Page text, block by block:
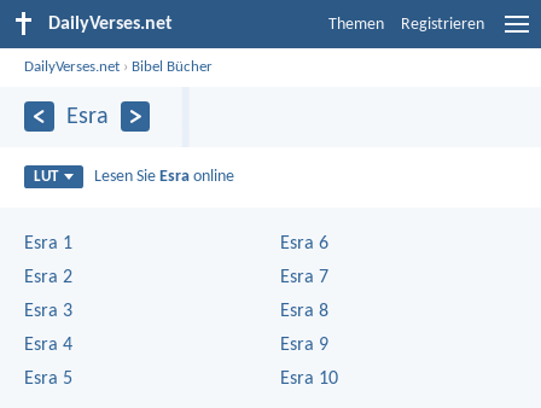
DailyVerses.net Themen Registrieren
DailyVerses.net › Bibel Bücher
Esra
LUT Lesen Sie Esra online
Esra 1
Esra 2
Esra 3
Esra 4
Esra 5
Esra 6
Esra 7
Esra 8
Esra 9
Esra 10